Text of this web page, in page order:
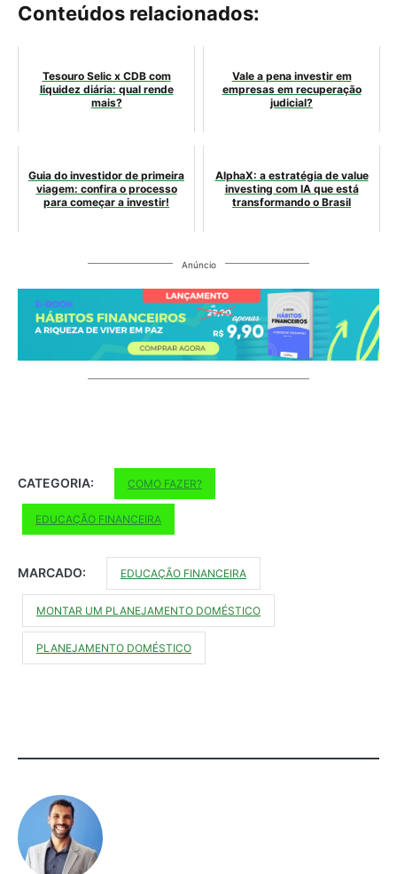
Conteúdos relacionados:
Tesouro Selic x CDB com
liquidez diária: qual rende
mais?
Vale a pena investir em
empresas em recuperação
judicial?
Guia do investidor de primeira
viagem: confira o processo
para começar a investir!
AlphaX: a estratégia de value
investing com IA que está
transformando o Brasil
Anúncio
CATEGORIA: COMO FAZER?
EDUCAÇÃO FINANCEIRA
MARCADO: EDUCAÇÃO FINANCEIRA
MONTAR UM PLANEJAMENTO DOMÉSTICO
PLANEJAMENTO DOMÉSTICO